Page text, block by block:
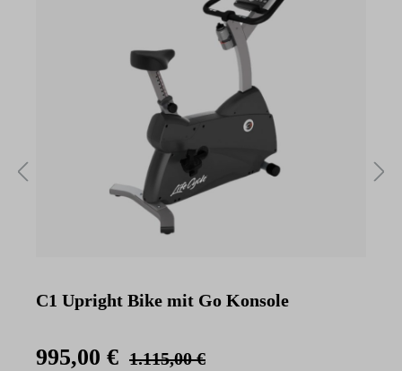
C1 Upright Bike mit Go Konsole
995,00 € 1.115,00 €